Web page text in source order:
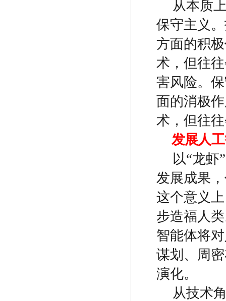
从本质
保守主义
方面的积
术，但往
害风险。
面的消极
术，但往
发展人
以“龙虾”
发展成果
这个意义
步造福人
智能体将
谋划、周
演化。
从技术